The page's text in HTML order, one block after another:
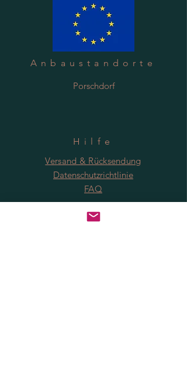
Anbaustandorte
Porschdorf
Hilfe
Versand & Rücksendung
Datenschutzrichtlinie
FAQ